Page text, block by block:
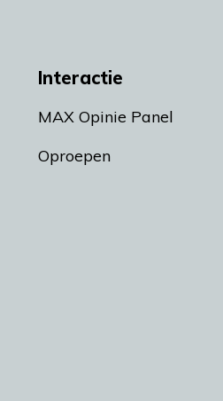
Interactie
MAX Opinie Panel
Oproepen